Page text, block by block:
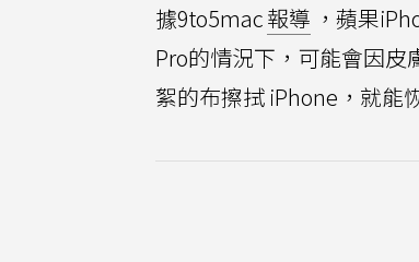
據9to5mac報導 ，蘋果
Pro的情況下，可能會因
絮的布擦拭 iPhone，就能